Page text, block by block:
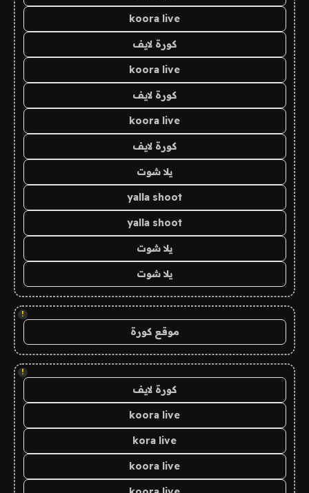
koora live
كورة لايف
koora live
كورة لايف
koora live
كورة لايف
يلا شوت
yalla shoot
yalla shoot
يلا شوت
يلا شوت
!
موقع كورة
!
كورة لايف
koora live
kora live
koora live